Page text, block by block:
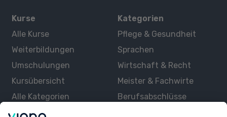
Kurse
Alle Kurse
Weiterbildungen
Umschulungen
Kursübersicht
Alle Kategorien
Kategorien
Pflege & Gesundheit
Sprachen
Wirtschaft & Recht
Meister & Fachwirte
Berufsabschlüsse